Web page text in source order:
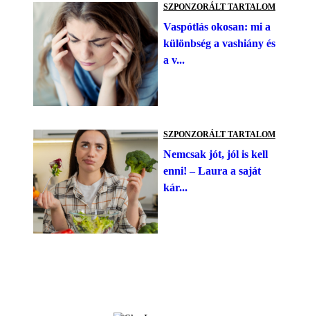
SZPONZORÁLT TARTALOM
Vaspótlás okosan: mi a
különbség a vashiány és
a v...
SZPONZORÁLT TARTALOM
Nemcsak jót, jól is kell
enni! – Laura a saját
kár...